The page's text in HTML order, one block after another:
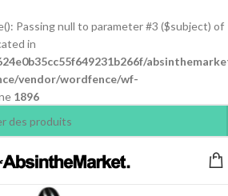
Passing null to parameter #3 ($subject) of
in
vendor/wordfence/wf-
1896